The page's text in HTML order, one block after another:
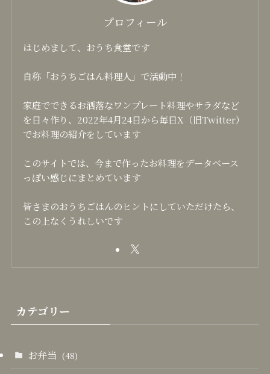
プロフィール
はじめまして、おうち食堂です
自称「おうちごはん料理人」で活動中！
家庭でできるお洒落なワンプレート料理やサラダなど
を日々作り、2022年4月24日から毎日X（旧Twitter）
でお料理の紹介をしています
このサイトでは、今まで作ったお料理をデータベース
っぽい感じにまとめています
皆さまのおうちごはんのヒントにしていただけたら、
この上なくうれしいです
カテゴリー
お弁当 (48)